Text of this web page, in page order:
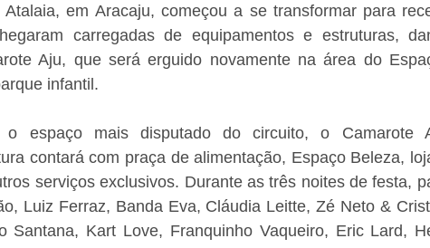
em Aracaju, começou a se transformar para
carregadas de equipamentos e estruturas,
Aju, que será erguido novamente na área do
infantil.
o espaço mais disputado do circuito, o Camarote
contará com praça de alimentação, Espaço Beleza,
serviços exclusivos. Durante as três noites de festa,
Luiz Ferraz, Banda Eva, Cláudia Leitte, Zé Neto &
Santana, Kart Love, Franquinho Vaqueiro, Eric Lard,